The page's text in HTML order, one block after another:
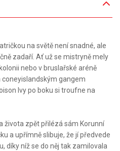
na světě není snadné, ale
zadaří. Ať už se mistryně mely
nebo v bruslařské aréně
gangem
Ivy po boku si troufne na
života zpět přilézá sám Korunní
a upřímně slibuje, že jí předvede
díky níž se do něj tak zamilovala